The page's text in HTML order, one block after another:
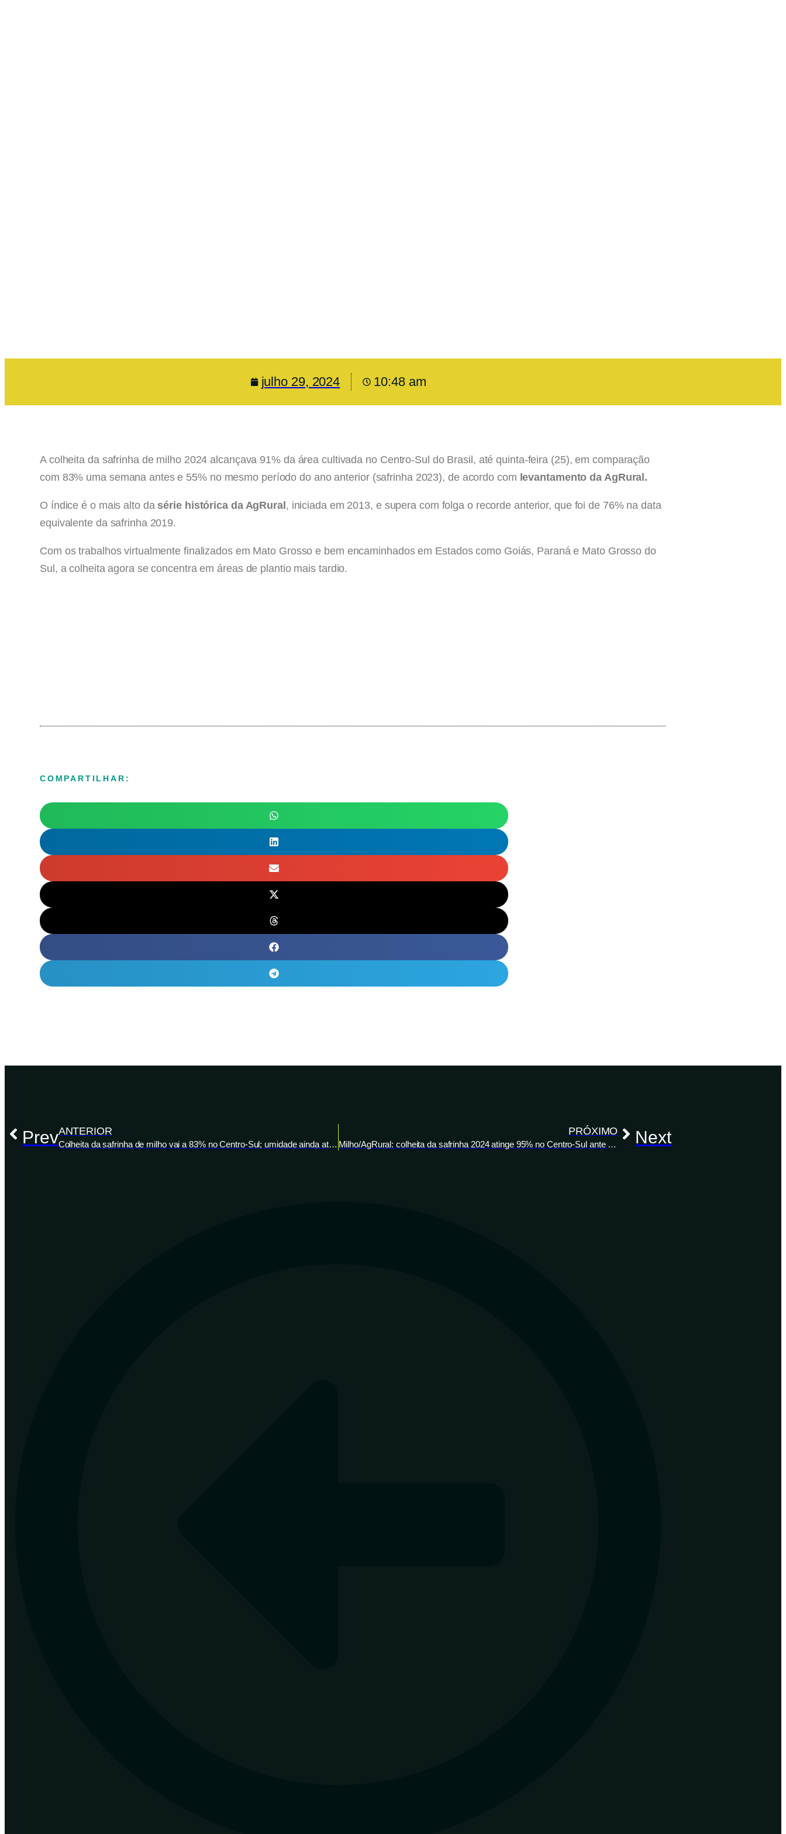
julho 29, 2024 10:48 am
A colheita da safrinha de milho 2024 alcançava 91% da área cultivada no Centro-Sul do Brasil, até quinta-feira (25), em comparação
com 83% uma semana antes e 55% no mesmo período do ano anterior (safrinha 2023), de acordo com levantamento da AgRural.
O índice é o mais alto da série histórica da AgRural, iniciada em 2013, e supera com folga o recorde anterior, que foi de 76% na data
equivalente da safrinha 2019.
Com os trabalhos virtualmente finalizados em Mato Grosso e bem encaminhados em Estados como Goiás, Paraná e Mato Grosso do
Sul, a colheita agora se concentra em áreas de plantio mais tardio.
COMPARTILHAR:
PrevANTERIOR
Colheita da safrinha de milho vai a 83% no Centro-Sul; umidade ainda atrapalha
PRÓXIMO
Milho/AgRural: colheita da safrinha 2024 atinge 95% no Centro-Sul ante 91% há 7 dias Next